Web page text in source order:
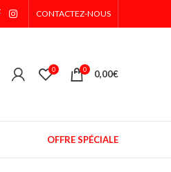
CONTACTEZ-NOUS
0 0 0,00€
OFFRE SPÉCIALE